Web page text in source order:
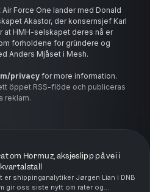
Force One lander med Donald
Akastor, der konsernsjef Karl
at HMH-selskapet deres nå er
forholdene for gründere og
Anders Mjåset i Mesh.
privacyfor more information.
öppet RSS-flöde och publiceras
reklam.
om Hormuz, aksjeslipp på vei i
kvartalstall
er shippinganalytiker Jørgen Lian i DNB
gir oss siste nytt om rater og